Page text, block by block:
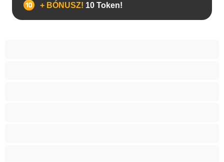
+ BÓNUSZ! 10 Token!